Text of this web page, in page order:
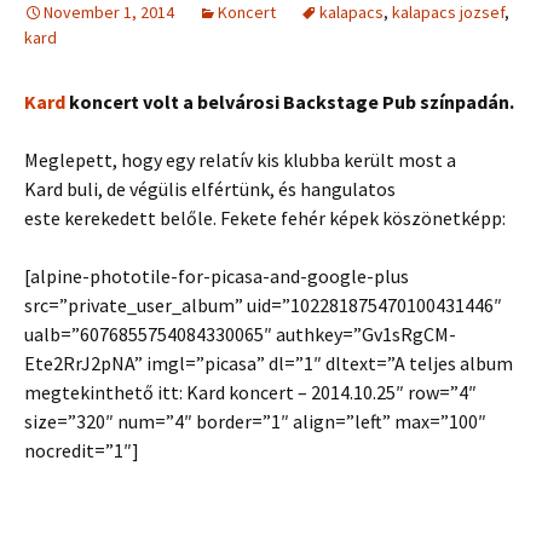
November 1, 2014 Koncert kalapacs, kalapacs jozsef,
kard
Kard koncert volt a belvárosi Backstage Pub színpadán.
Meglepett, hogy egy relatív kis klubba került most a
Kard buli, de végülis elfértünk, és hangulatos
este kerekedett belőle. Fekete fehér képek köszönetképp:
[alpine-phototile-for-picasa-and-google-plus
src=”private_user_album” uid=”102281875470100431446″
ualb=”6076855754084330065″ authkey=”Gv1sRgCM-
Ete2RrJ2pNA” imgl=”picasa” dl=”1″ dltext=”A teljes album
megtekinthető itt: Kard koncert – 2014.10.25″ row=”4″
size=”320″ num=”4″ border=”1″ align=”left” max=”100″
nocredit=”1″]